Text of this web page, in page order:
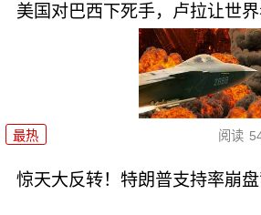
美国对巴西下死手，卢拉让世
最热 阅读
惊天大反转！特朗普支持率崩